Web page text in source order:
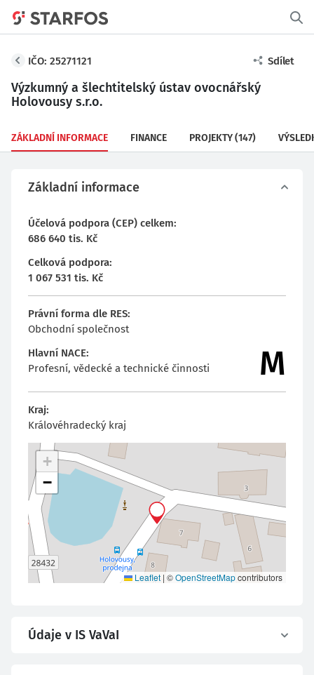
IČO: 25271121 Sdílet
Výzkumný a šlechtitelský ústav ovocnářský
Holovousy s.r.o.
ZÁKLADNÍ INFORMACE FINANCE PROJEKTY(147)
Základní informace
Účelová podpora (CEP) celkem:
686 640 tis. Kč
Celková podpora:
1 067 531 tis. Kč
Právní forma dle RES:
Obchodní společnost
Hlavní NACE:
Profesní, vědecké a technické činnosti
M
Kraj:
Královéhradecký kraj
+
−
Leaflet | ©OpenStreetMapcontributors
Údaje v IS VaVaI